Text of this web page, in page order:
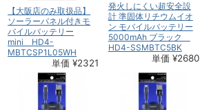
【大阪店のみ取扱品】
ソーラーパネル付きモ
バイルバッテリー
mini HD4-
MBTCSP1L05WH
単価 ¥2321
発火しにくい超安全設
計 準固体リチウムイオ
ン モバイルバッテリー
5000mAh ブラック
HD4-SSMBTC5BK
単価 ¥2680